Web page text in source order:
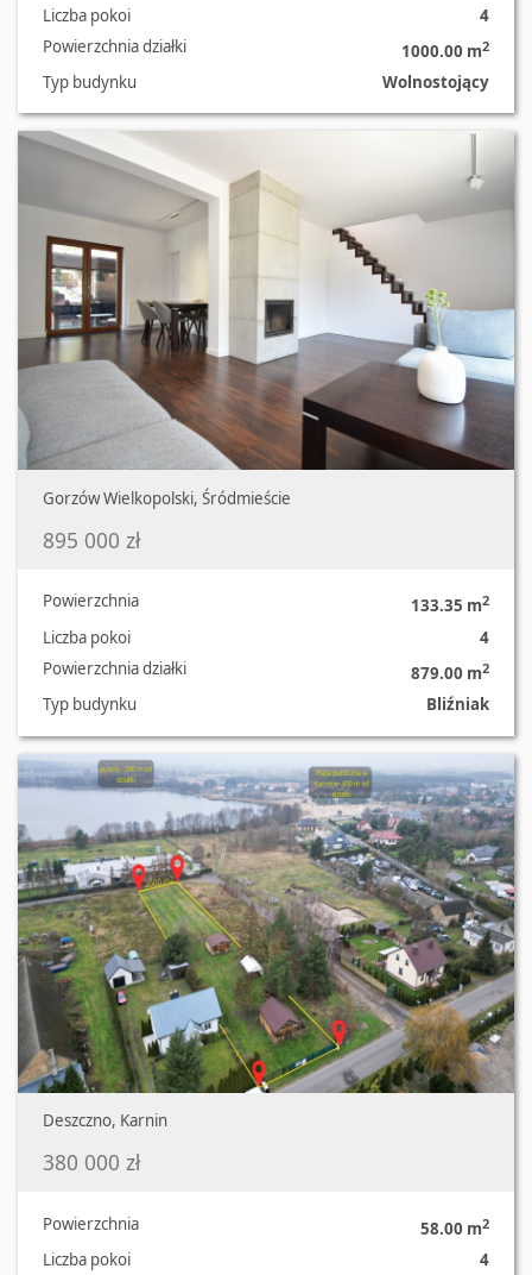
Liczba pokoi
4
Powierzchnia działki
1000.00 m2
Typ budynku
Wolnostojący
Gorzów Wielkopolski, Śródmieście
895 000 zł
Powierzchnia 133.35 m2
Liczba pokoi
4
Powierzchnia działki
879.00 m2
Typ budynku
Bliźniak
Deszczno, Karnin
380 000 zł
Powierzchnia 58.00 m2
Liczba pokoi
4